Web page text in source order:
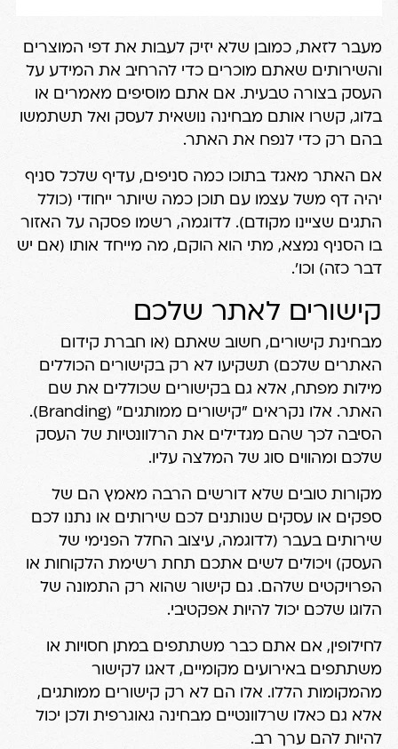
מעבר לזאת, כמובן שלא יזיק לעבות את דפי המוצרים
והשירותים שאתם מוכרים כדי להרחיב את המידע על
העסק בצורה טבעית. אם אתם מוסיפים מאמרים או
בלוג, קשרו אותם מבחינה נושאית לעסק ואל תשתמשו
בהם רק כדי לנפח את האתר.
אם האתר מאגד בתוכו כמה סניפים, עדיף שלכל סניף
יהיה דף משל עצמו עם תוכן כמה שיותר ייחודי (כולל
התגים שציינו מקודם). לדוגמה, רשמו פסקה על האזור
בו הסניף נמצא, מתי הוא הוקם, מה מייחד אותו (אם יש
דבר כזה) וכו'.
קישורים לאתר שלכם
מבחינת קישורים, חשוב שאתם (או חברת קידום
האתרים שלכם) תשקיעו לא רק בקישורים הכוללים
מילות מפתח, אלא גם בקישורים שכוללים את שם
האתר. אלו נקראים "קישורים ממותגים" (Branding).
הסיבה לכך שהם מגדילים את הרלוונטיות של העסק
שלכם ומהווים סוג של המלצה עליו.
מקורות טובים שלא דורשים הרבה מאמץ הם של
ספקים או עסקים שנותנים לכם שירותים או נתנו לכם
שירותים בעבר (לדוגמה, עיצוב החלל הפנימי של
העסק) ויכולים לשים אתכם תחת רשימת הלקוחות או
הפרויקטים שלהם. גם קישור שהוא רק התמונה של
הלוגו שלכם יכול להיות אפקטיבי.
לחילופין, אם אתם כבר משתתפים במתן חסויות או
משתתפים באירועים מקומיים, דאגו לקישור
מהמקומות הללו. אלו הם לא רק קישורים ממותגים,
אלא גם כאלו שרלוונטיים מבחינה גאוגרפית ולכן יכול
להיות להם ערך רב.